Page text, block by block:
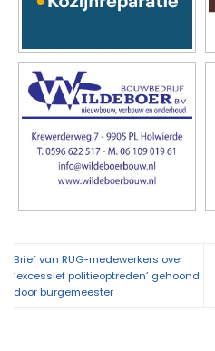
Brief van RUG-medewerkers over
‘excessief politieoptreden’ gehoond
door burgemeester